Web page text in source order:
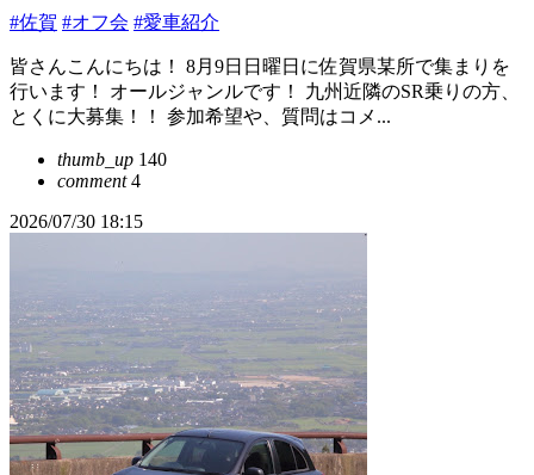
#佐賀 #オフ会 #愛車紹介
皆さんこんにちは！ 8月9日日曜日に佐賀県某所で集まりを
行います！ オールジャンルです！ 九州近隣のSR乗りの方、
とくに大募集！！ 参加希望や、質問はコメ...
thumb_up 140
comment4
2026/07/30 18:15